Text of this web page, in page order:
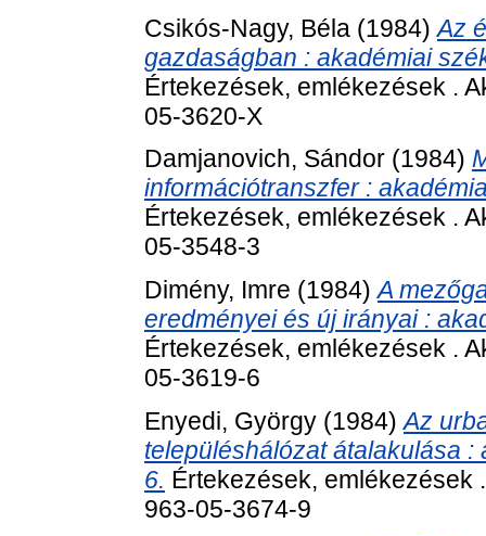
Csikós-Nagy, Béla (1984)Az
gazdaságban : akadémiai
Értekezések, emlékezések .
05-3620-X
Damjanovich, Sándor (1984)
információtranszfer :
Értekezések, emlékezések .
05-3548-3
Dimény, Imre (1984)A
eredményei és új irányai :
Értekezések, emlékezések .
05-3619-6
Enyedi, György (1984)Az
településhálózat átalakulása
6. Értekezések, emlékezések
963-05-3674-9